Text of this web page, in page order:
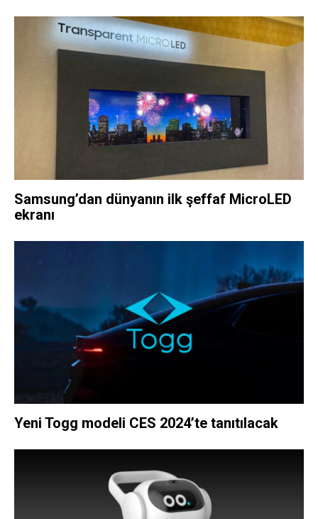
Samsung’dan dünyanın ilk şeffaf MicroLED
ekranı
Yeni Togg modeli CES 2024’te tanıtılacak